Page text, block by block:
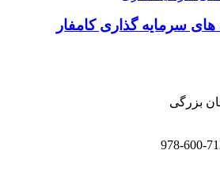
سرمایه گذاری کامفار
بزرگی
978-600-